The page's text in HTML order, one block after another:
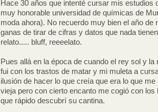
Hace 30 años que intenté cursar mis estudios
muy honorable universidad de químicas de
moda ahora). No recuerdo muy bien el año de
ganas de tirar de cifras y datos que nada
relato..... bluff, reeeelato.
Pues allá en la época de cuando el rey sol y
fui con los trastos de matar y mi muleta a
ilusión de hacer lo que creía que era lo que
vieja pero con cierto encanto me cogió con
que rápido descubrí su cantina.